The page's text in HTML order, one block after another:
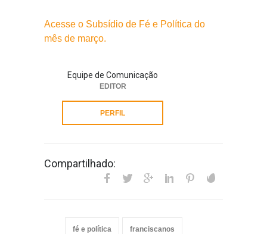
Acesse o Subsídio de Fé e Política do
mês de março.
Equipe de Comunicação
EDITOR
PERFIL
Compartilhado:
fé e política franciscanos